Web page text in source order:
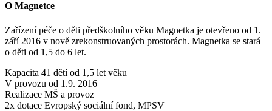
O Magnetce
Zařízení péče o děti předškolního věku Magnetka je otevřeno od 1.
září 2016 v nově zrekonstruovaných prostorách. Magnetka se stará
o děti od 1,5 do 6 let.
Kapacita 41 dětí od 1,5 let věku
V provozu od 1.9. 2016
Realizace MŠ a provoz
2x dotace Evropský sociální fond, MPSV